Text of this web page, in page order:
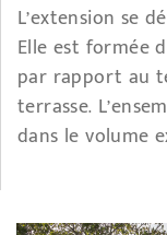
L’extension se
Elle est formée
par rapport au
terrasse.
dans le volume